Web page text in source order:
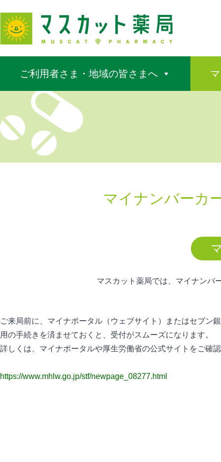
ご利用者さま・地域の皆さまへ
マイナンバーカ
マスカット薬局では、マイナンバ
ご来局前に、マイナポータル（ウェブサイト）またはセブン
用の手続きを済ませておくと、受付がスムーズになります。
詳しくは、マイナポータルや厚生労働省の公式サイトをご確
https://www.mhlw.go.jp/stf/newpage_08277.html